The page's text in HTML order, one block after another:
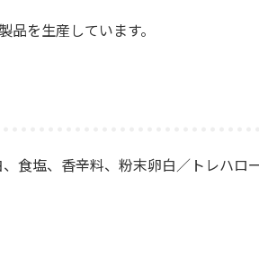
を生産しています。
食塩、香辛料、粉末卵白／トレハロ